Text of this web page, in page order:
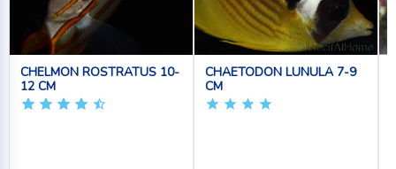
CHELMON ROSTRATUS 10-
12 CM
CHAETODON LUNULA 7-9
CM